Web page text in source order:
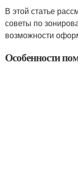
В этой статье
советы по
возможности
Особенности